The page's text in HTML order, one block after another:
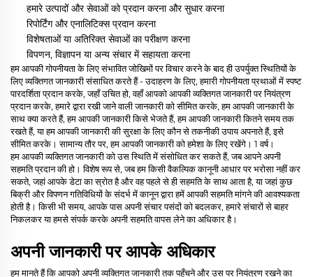
हमारे उत्पादों और सेवाओं को प्रदान करना और सुधार करना
रिपोर्टिंग और एनालिटिक्स प्रदान करना
विशेषताओं या अतिरिक्त सेवाओं का परीक्षण करना
विपणन, विज्ञापन या अन्य संचार में सहायता करना
हम आपकी गोपनीयता के लिए संभावित जोखिमों पर विचार करने के बाद ही उपर्युक्त स्थितियों के
लिए व्यक्तिगत जानकारी संसाधित करते हैं - उदाहरण के लिए, हमारी गोपनीयता प्रथाओं में स्पष्ट
पारदर्शिता प्रदान करके, जहाँ उचित हो, वहाँ आपको आपकी व्यक्तिगत जानकारी पर नियंत्रण
प्रदान करके, हमारे द्वारा रखी जाने वाली जानकारी को सीमित करके, हम आपकी जानकारी के
साथ क्या करते हैं, हम आपकी जानकारी किसे भेजते हैं, हम आपकी जानकारी कितने समय तक
रखते हैं, या हम आपकी जानकारी की सुरक्षा के लिए कौन से तकनीकी उपाय अपनाते हैं, इसे
सीमित करके। सामान्य तौर पर, हम आपकी जानकारी को हमेशा के लिए रखेंगे। 1वर्ष।
हम आपकी व्यक्तिगत जानकारी को उस स्थिति में संसोधित कर सकते हैं, जब आपने अपनी
सहमति प्रदान की हो। विशेष रूप से, जब हम किसी वैकल्पिक कानूनी आधार पर भरोसा नहीं कर
सकते, जहां आपके डेटा का स्रोत है और वह पहले से ही सहमति के साथ आता है, या जहां कुछ
बिक्री और विपणन गतिविधियों के संदर्भ में कानून द्वारा हमें आपकी सहमति मांगने की आवश्यकता
होती है। किसी भी समय, आपके पास अपनी संचार पसंदों को बदलकर, हमारे संचारों से बाहर
निकलकर या हमसे संपर्क करके अपनी सहमति वापस लेने का अधिकार है।
अपनी जानकारी पर आपके अधिकार
हम मानते हैं कि आपको अपनी व्यक्तिगत जानकारी तक पहुँचने और उस पर नियंत्रण रखने का